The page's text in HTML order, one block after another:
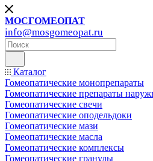
МОСГОМЕОПАТ
info@mosgomeopat.ru
Каталог
Гомеопатические монопрепараты
Гомеопатические препараты
Гомеопатические свечи
Гомеопатические оподельдоки
Гомеопатические мази
Гомеопатические масла
Гомеопатические комплексы
Гомеопатические гранулы